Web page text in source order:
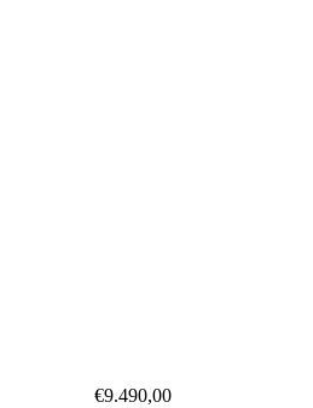
€9.490,00